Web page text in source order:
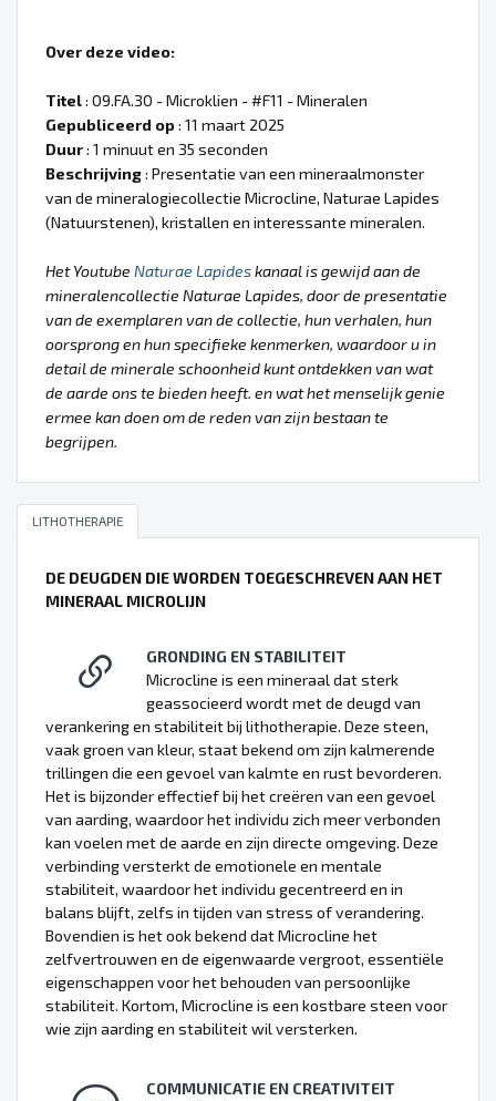
Over deze video:
Titel: 09.FA.30 - Microklien - #F11 - Mineralen
Gepubliceerd op : 11 maart 2025
Duur: 1 minuut en 35 seconden
Beschrijving: Presentatie van een mineraalmonster
van de mineralogiecollectie Microcline, Naturae Lapides
(Natuurstenen), kristallen en interessante mineralen.
Het Youtube Naturae Lapideskanaal is gewijd aan de
mineralencollectie Naturae Lapides, door de presentatie
van de exemplaren van de collectie, hun verhalen, hun
oorsprong en hun specifieke kenmerken, waardoor u in
detail de minerale schoonheid kunt ontdekken van wat
de aarde ons te bieden heeft. en wat het menselijk genie
ermee kan doen om de reden van zijn bestaan te
begrijpen.
LITHOTHERAPIE
DE DEUGDEN DIE WORDEN TOEGESCHREVEN AAN HET
MINERAAL MICROLIJN
GRONDING EN STABILITEIT
Microcline is een mineraal dat sterk
geassocieerd wordt met de deugd van
verankering en stabiliteit bij lithotherapie. Deze steen,
vaak groen van kleur, staat bekend om zijn kalmerende
trillingen die een gevoel van kalmte en rust bevorderen.
Het is bijzonder effectief bij het creëren van een gevoel
van aarding, waardoor het individu zich meer verbonden
kan voelen met de aarde en zijn directe omgeving. Deze
verbinding versterkt de emotionele en mentale
stabiliteit, waardoor het individu gecentreerd en in
balans blijft, zelfs in tijden van stress of verandering.
Bovendien is het ook bekend dat Microcline het
zelfvertrouwen en de eigenwaarde vergroot, essentiële
eigenschappen voor het behouden van persoonlijke
stabiliteit. Kortom, Microcline is een kostbare steen voor
wie zijn aarding en stabiliteit wil versterken.
COMMUNICATIE EN CREATIVITEIT